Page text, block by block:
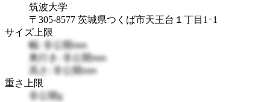
筑波大学
〒305-8577 茨城県つくば市天王台１丁目1ｰ1
サイズ上限
幅: 非公開mm
奥行き: 非公開mm
高さ: 非公開mm
重さ上限
非公開g